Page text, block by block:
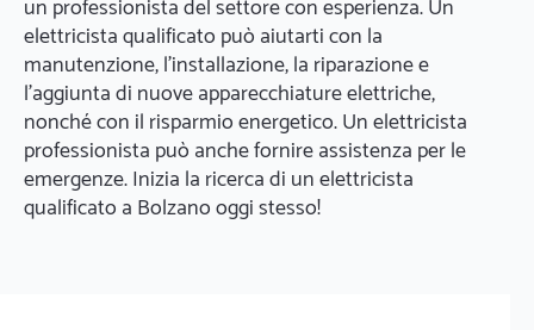
un professionista del settore con esperienza. Un
elettricista qualificato può aiutarti con la
manutenzione, l'installazione, la riparazione e
l'aggiunta di nuove apparecchiature elettriche,
nonché con il risparmio energetico. Un elettricista
professionista può anche fornire assistenza per le
emergenze. Inizia la ricerca di un elettricista
qualificato a Bolzano oggi stesso!